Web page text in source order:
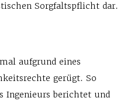
Sorgfaltspflicht dar.
aufgrund eines
gerügt. So
Ingenieurs berichtet und